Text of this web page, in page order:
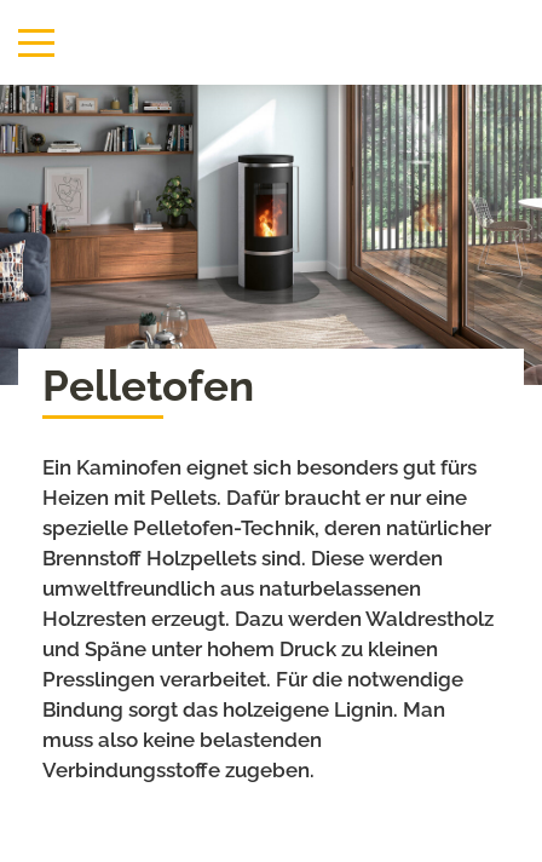
Pelletofen
Ein Kaminofen eignet sich besonders gut fürs
Heizen mit Pellets. Dafür braucht er nur eine
spezielle Pelletofen-Technik, deren natürlicher
Brennstoff Holzpellets sind. Diese werden
umweltfreundlich aus naturbelassenen
Holzresten erzeugt. Dazu werden Waldrestholz
und Späne unter hohem Druck zu kleinen
Presslingen verarbeitet. Für die notwendige
Bindung sorgt das holzeigene Lignin. Man
muss also keine belastenden
Verbindungsstoffe zugeben.